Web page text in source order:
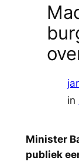
in
Minister
publiek